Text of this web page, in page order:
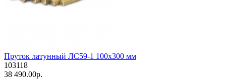
Пруток латунный ЛС59-1 100х300 мм
103118
38 490.00р.